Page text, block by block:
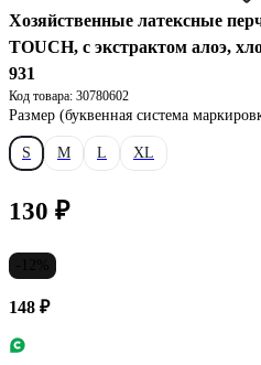
Хозяйственные латексные
TOUCH, с экстрактом алоэ,
931
Код товара: 30780602
Размер (буквенная система
S M L XL
130 ₽
148 ₽